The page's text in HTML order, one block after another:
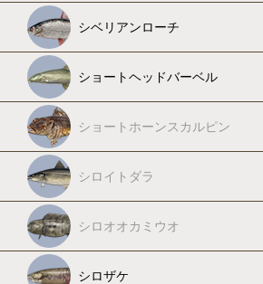
シベリアンローチ
ショートヘッドバーベル
ショートホーンスカルピン
シロイトダラ
シロオオカミウオ
シロザケ